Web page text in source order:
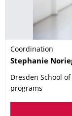
Coordination
Name
Stephanie
Dresden School
programs